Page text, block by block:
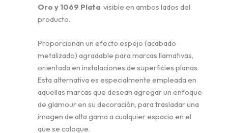
Oro y 1069 Plata visible en ambos lados del
producto.
Proporcionan un efecto espejo (acabado
metalizado) agradable para marcas llamativas,
orientada en instalaciones de superficies planas.
Esta alternativa es especialmente empleada en
aquellas marcas que desean agregar un enfoque
de glamour en su decoración, para trasladar una
imagen de alta gama a cualquier espacio en el
que se coloque.